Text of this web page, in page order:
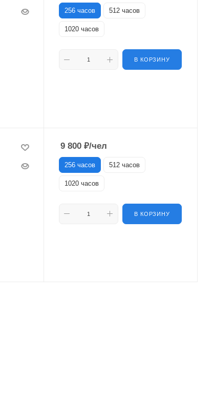
256 часов 512 часов
1020 часов
В КОРЗИНУ
9 800 ₽/чел
256 часов 512 часов
1020 часов
В КОРЗИНУ